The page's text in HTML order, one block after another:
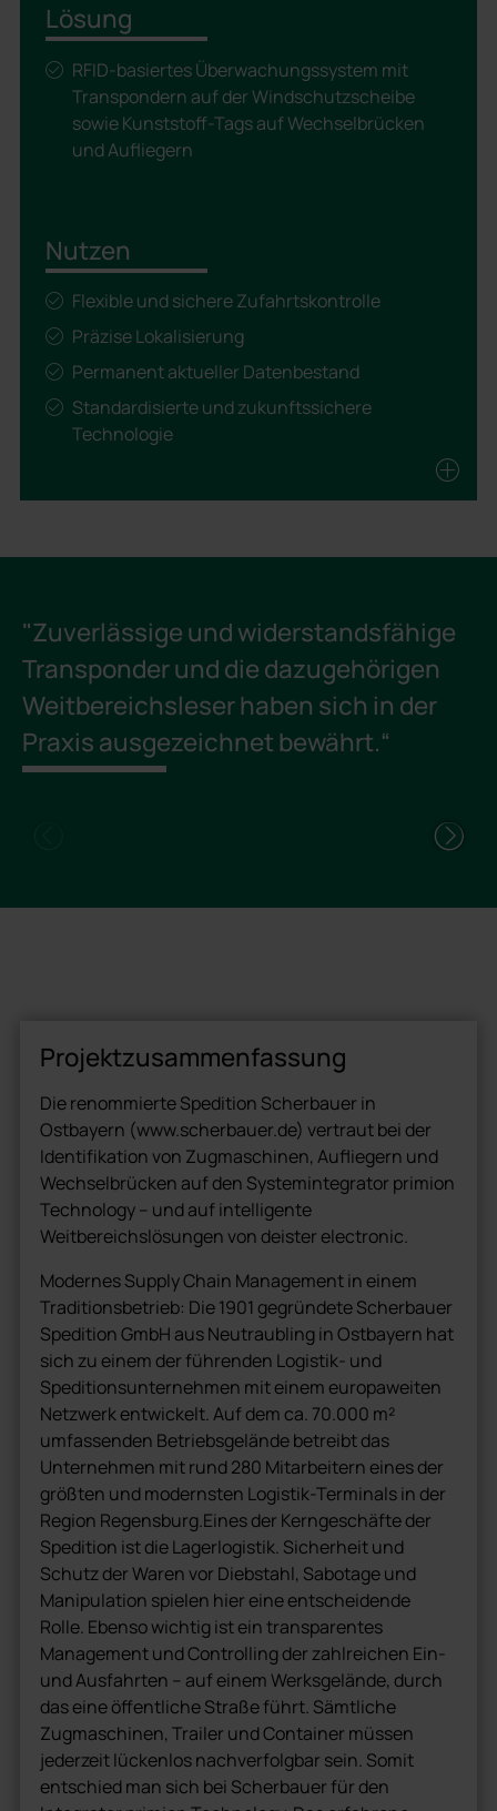
Lösung
RFID-basiertes Überwachungssystem mit
Transpondern auf der Windschutzscheibe
sowie Kunststoff-Tags auf Wechselbrücken
und Aufliegern
Nutzen
Flexible und sichere Zufahrtskontrolle
Präzise Lokalisierung
Permanent aktueller Datenbestand
Standardisierte und zukunftssichere
Technologie
"Zuverlässige und widerstandsfähige
Transponder und die dazugehörigen
Weitbereichsleser haben sich in der
Praxis ausgezeichnet bewährt.“
Projektzusammenfassung
Die renommierte Spedition Scherbauer in
Ostbayern (www.scherbauer.de) vertraut bei der
Identifikation von Zugmaschinen, Aufliegern und
Wechselbrücken auf den Systemintegrator primion
Technology – und auf intelligente
Weitbereichslösungen von deister electronic.
Modernes Supply Chain Management in einem
Traditionsbetrieb: Die 1901 gegründete Scherbauer
Spedition GmbH aus Neutraubling in Ostbayern hat
sich zu einem der führenden Logistik- und
Speditionsunternehmen mit einem europaweiten
Netzwerk entwickelt. Auf dem ca. 70.000 m²
umfassenden Betriebsgelände betreibt das
Unternehmen mit rund 280 Mitarbeitern eines der
größten und modernsten Logistik-Terminals in der
Region Regensburg.Eines der Kerngeschäfte der
Spedition ist die Lagerlogistik. Sicherheit und
Schutz der Waren vor Diebstahl, Sabotage und
Manipulation spielen hier eine entscheidende
Rolle. Ebenso wichtig ist ein transparentes
Management und Controlling der zahlreichen Ein-
und Ausfahrten – auf einem Werksgelände, durch
das eine öffentliche Straße führt. Sämtliche
Zugmaschinen, Trailer und Container müssen
jederzeit lückenlos nachverfolgbar sein. Somit
entschied man sich bei Scherbauer für den